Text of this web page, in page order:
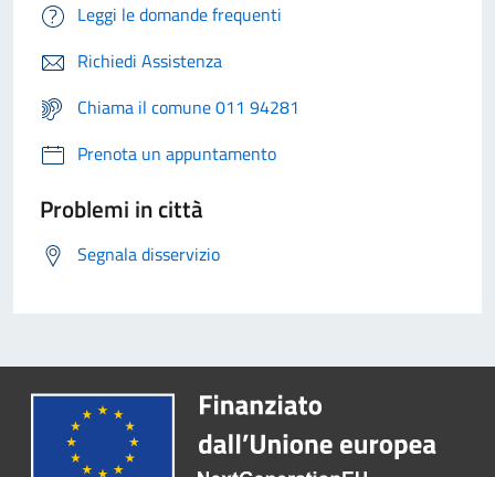
Leggi le domande frequenti
Richiedi Assistenza
Chiama il comune 011 94281
Prenota un appuntamento
Problemi in città
Segnala disservizio